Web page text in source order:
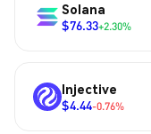
Solana
$76.33+2.30%
Injective
$4.44-0.76%